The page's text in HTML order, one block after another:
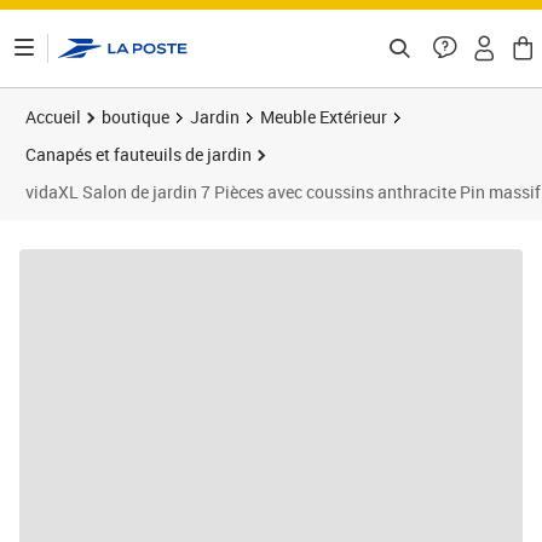
Accueil boutique Jardin
Meuble Extérieur
Canapés et fauteuils de jardin
vidaXL Salon de jardin 7 Pièces avec coussins anthracite Pin massif